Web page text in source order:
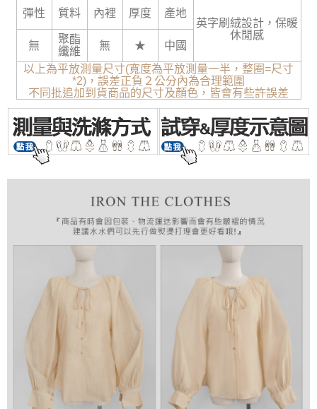
彈性 質料 內裡 厚度
產地
英字刷絨設計，保暖
休閒感
無
聚酯
纖維
無 ★
中國
以上為平放測量尺寸(寬度為平放測量一半，整圈=尺寸
*2)，誤差正負２公分內為合理範圍
不同批追加到貨商品的尺寸及顏色，皆會有些許誤差